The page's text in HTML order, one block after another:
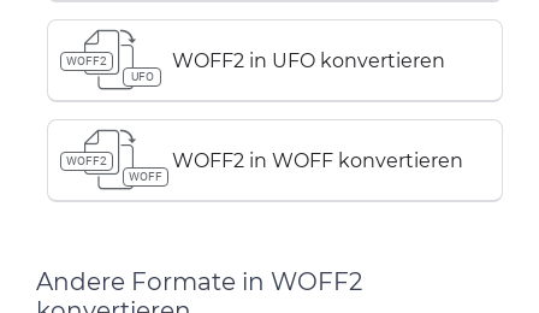
WOFF2
UFO
WOFF2 in UFO konvertieren
WOFF2
WOFF
WOFF2 in WOFF konvertieren
Andere Formate in WOFF2